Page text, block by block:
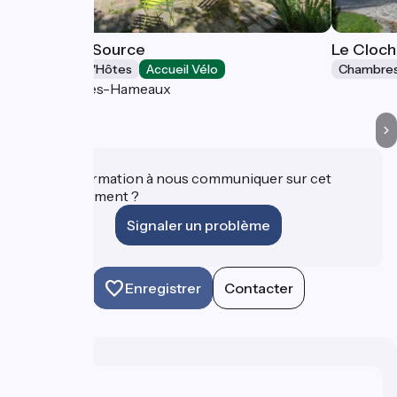
Maison La Source
Chambres d'Hôtes Accueil Vélo
Magny-les-Hameaux
Le
Une information à nous communiquer sur cet
établissement ?
Signaler un problème
Enregistrer Contacter